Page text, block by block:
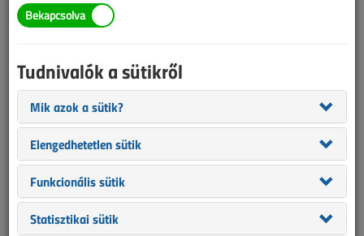
információk mára aktualitásukat veszíthették, valamint a tartalom
helyenként hiányos lehet (képek, táblázatok stb.).
Tudnivalók a sütikről
Mik azok a sütik?
Elengedhetetlen sütik
Funkcionális sütik
Statisztikai sütik